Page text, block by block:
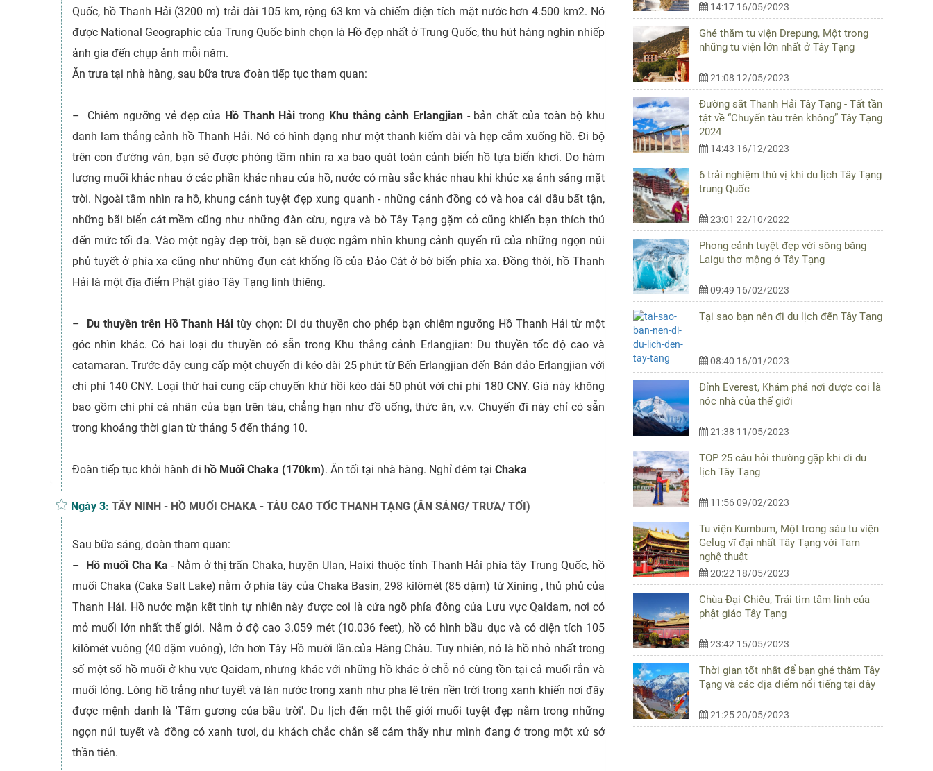
Quốc, hồ Thanh Hải (3200 m) trải dài 105 km, rộng 63 km và chiếm diện tích mặt nước hơn 4.500 km2. Nó
được National Geographic của Trung Quốc bình chọn là Hồ đẹp nhất ở Trung Quốc, thu hút hàng nghìn nhiếp
ảnh gia đến chụp ảnh mỗi năm.
Ăn trưa tại nhà hàng, sau bữa trưa đoàn tiếp tục tham quan:
– Chiêm ngưỡng vẻ đẹp của Hồ Thanh Hảitrong Khu thắng cảnh Erlangjian - bản chất của toàn bộ khu
danh lam thắng cảnh hồ Thanh Hải. Nó có hình dạng như một thanh kiếm dài và hẹp cắm xuống hồ. Đi bộ
trên con đường ván, bạn sẽ được phóng tầm nhìn ra xa bao quát toàn cảnh biển hồ tựa biển khơi. Do hàm
lượng muối khác nhau ở các phần khác nhau của hồ, nước có màu sắc khác nhau khi khúc xạ ánh sáng mặt
trời. Ngoài tầm nhìn ra hồ, khung cảnh tuyệt đẹp xung quanh - những cánh đồng cỏ và hoa cải dầu bất tận,
những bãi biển cát mềm cũng như những đàn cừu, ngựa và bò Tây Tạng gặm cỏ cũng khiến bạn thích thú
đến mức tối đa. Vào một ngày đẹp trời, bạn sẽ được ngắm nhìn khung cảnh quyến rũ của những ngọn núi
phủ tuyết ở phía xa cũng như những đụn cát khổng lồ của Đảo Cát ở bờ biển phía xa. Đồng thời, hồ Thanh
Hải là một địa điểm Phật giáo Tây Tạng linh thiêng.
– Du thuyền trên Hồ Thanh Hải tùy chọn: Đi du thuyền cho phép bạn chiêm ngưỡng Hồ Thanh Hải từ một
góc nhìn khác. Có hai loại du thuyền có sẵn trong Khu thắng cảnh Erlangjian: Du thuyền tốc độ cao và
catamaran. Trước đây cung cấp một chuyến đi kéo dài 25 phút từ Bến Erlangjian đến Bán đảo Erlangjian với
chi phí 140 CNY. Loại thứ hai cung cấp chuyến khứ hồi kéo dài 50 phút với chi phí 180 CNY. Giá này không
bao gồm chi phí cá nhân của bạn trên tàu, chẳng hạn như đồ uống, thức ăn, v.v. Chuyến đi này chỉ có sẵn
trong khoảng thời gian từ tháng 5 đến tháng 10.
Đoàn tiếp tục khởi hành đi hồ Muối Chaka (170km). Ăn tối tại nhà hàng. Nghỉ đêm tại Chaka
Ngày 3: TÂY NINH - HỒ MUỐI CHAKA - TÀU CAO TỐC THANH TẠNG (ĂN SÁNG/ TRƯA/ TỐI)
Sau bữa sáng, đoàn tham quan:
– Hồ muối Cha Ka - Nằm ở thị trấn Chaka, huyện Ulan, Haixi thuộc tỉnh Thanh Hải phía tây Trung Quốc, hồ
muối Chaka (Caka Salt Lake) nằm ở phía tây của Chaka Basin, 298 kilômét (85 dặm) từ Xining , thủ phủ của
Thanh Hải. Hồ nước mặn kết tinh tự nhiên này được coi là cửa ngõ phía đông của Lưu vực Qaidam, nơi có
mỏ muối lớn nhất thế giới. Nằm ở độ cao 3.059 mét (10.036 feet), hồ có hình bầu dục và có diện tích 105
kilômét vuông (40 dặm vuông), lớn hơn Tây Hồ mười lần.của Hàng Châu. Tuy nhiên, nó là hồ nhỏ nhất trong
số một số hồ muối ở khu vực Qaidam, nhưng khác với những hồ khác ở chỗ nó cùng tồn tại cả muối rắn và
muối lỏng. Lòng hồ trắng như tuyết và làn nước trong xanh như pha lê trên nền trời trong xanh khiến nơi đây
được mệnh danh là 'Tấm gương của bầu trời'. Du lịch đến một thế giới muối tuyệt đẹp nằm trong những
ngọn núi tuyết và đồng cỏ xanh tươi, du khách chắc chắn sẽ cảm thấy như mình đang ở trong một xứ sở
thần tiên.
14:17 16/05/2023
Ghé thăm tu viện Drepung, Một trong
những tu viện lớn nhất ở Tây Tạng
21:08 12/05/2023
Đường sắt Thanh Hải Tây Tạng - Tất tần
tật về “Chuyến tàu trên không” Tây Tạng
2024
14:43 16/12/2023
6 trải nghiệm thú vị khi du lịch Tây Tạng
trung Quốc
23:01 22/10/2022
Phong cảnh tuyệt đẹp với sông băng
Laigu thơ mộng ở Tây Tạng
09:49 16/02/2023
Tại sao bạn nên đi du lịch đến Tây Tạng
08:40 16/01/2023
Đỉnh Everest, Khám phá nơi được coi là
nóc nhà của thế giới
21:38 11/05/2023
TOP 25 câu hỏi thường gặp khi đi du
lịch Tây Tạng
11:56 09/02/2023
Tu viện Kumbum, Một trong sáu tu viện
Gelug vĩ đại nhất Tây Tạng với Tam
nghệ thuật
20:22 18/05/2023
Chùa Đại Chiêu, Trái tim tâm linh của
phật giáo Tây Tạng
23:42 15/05/2023
Thời gian tốt nhất để bạn ghé thăm Tây
Tạng và các địa điểm nổi tiếng tại đây
21:25 20/05/2023